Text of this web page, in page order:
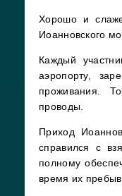
Хорошо и
Иоанновского
Каждый
аэропорту,
проживания.
проводы.
Приход
справился с
полному
время их